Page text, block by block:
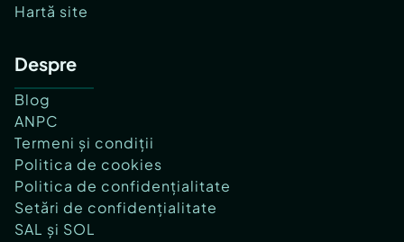
Hartă site
Despre
Blog
ANPC
Termeni și condiții
Politica de cookies
Politica de confidențialitate
Setări de confidențialitate
SAL și SOL